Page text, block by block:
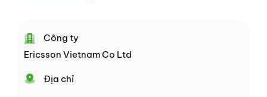
Công ty
Ericsson Vietnam Co Ltd
Địa chỉ